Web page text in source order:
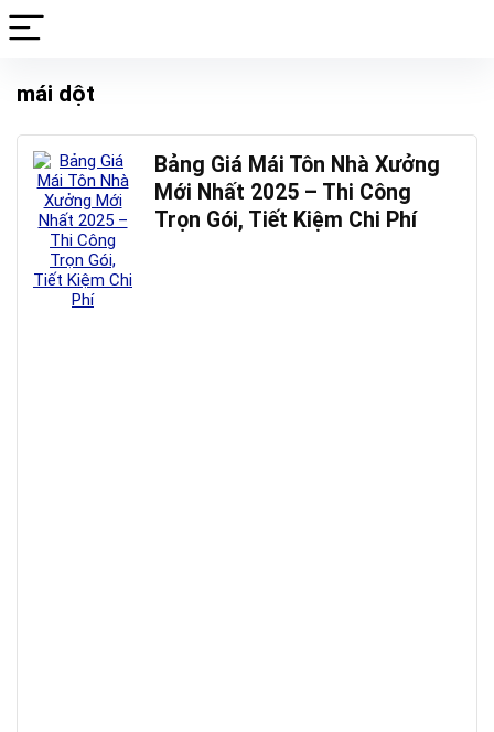
mái dột
Bảng Giá Mái Tôn Nhà Xưởng
Mới Nhất 2025 – Thi Công
Trọn Gói, Tiết Kiệm Chi Phí